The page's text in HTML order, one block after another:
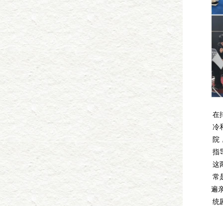
在
冷
院
指
这
常
遍
统